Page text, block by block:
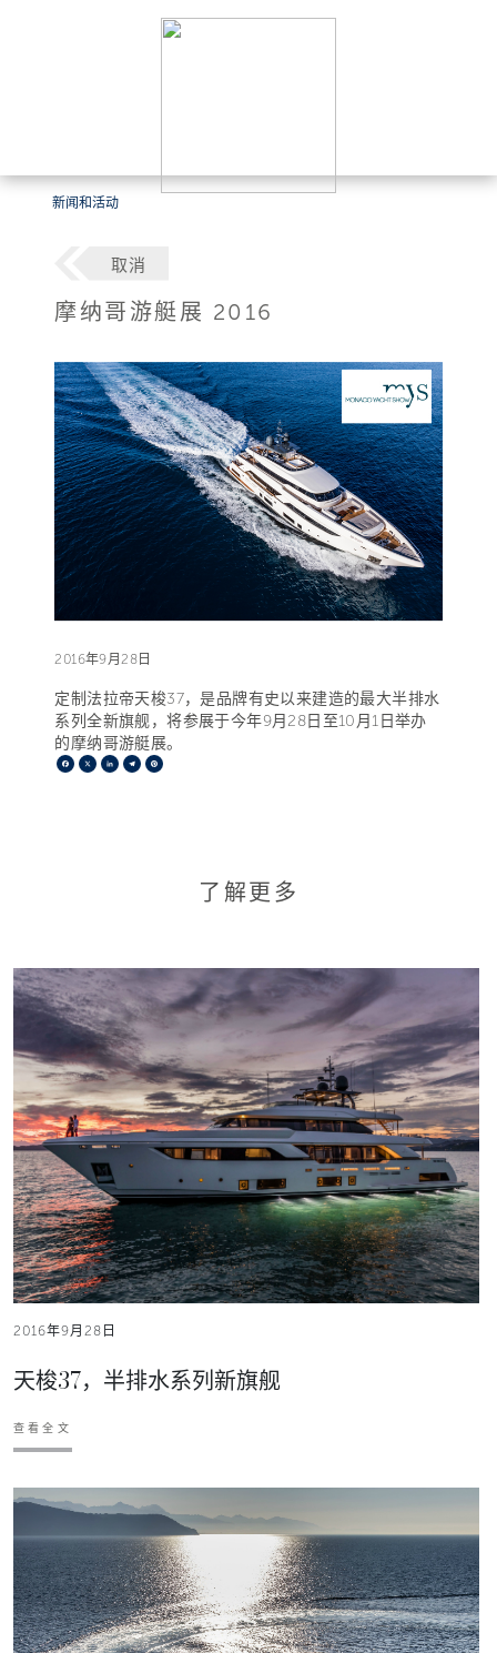
新闻和活动
取消
摩纳哥游艇展 2016
2016年9月28日
定制法拉帝天梭37，是品牌有史以来建造的最大半排水
系列全新旗舰，将参展于今年9月28日至10月1日举办
的摩纳哥游艇展。
Facebook
X LinkedIn
Telegram
了解更多
2016年9月28日
天梭37，半排水系列新旗舰
查看全文